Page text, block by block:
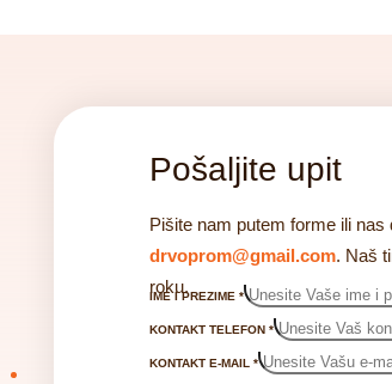
Pošaljite upit
Pišite nam putem forme ili
drvoprom@gmail.com. Naš
roku.
IME I PREZIME *
KONTAKT TELEFON *
KONTAKT E-MAIL *